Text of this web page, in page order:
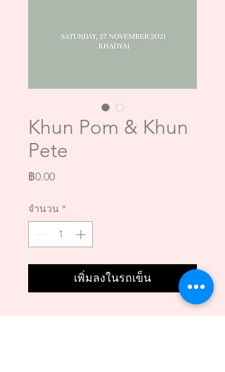
Khun Pom & Khun
Pete
฿0.00ราคา
จำนวน *
เพิ่มลงในรถเข็น